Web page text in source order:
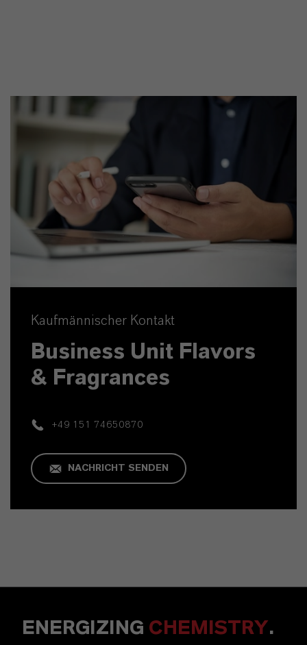
Kaufmännischer Kontakt
Business Unit Flavors
& Fragrances
+49 151 74650870
NACHRICHT SENDEN
ENERGIZING CHEMISTRY.